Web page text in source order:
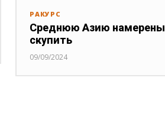
РАКУРС
Среднюю Азию намерены
скупить
09/09/2024